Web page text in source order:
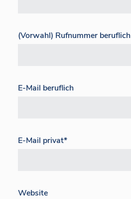
(Vorwahl) Rufnummer beruflich
E-Mail beruflich
E-Mail privat*
Website